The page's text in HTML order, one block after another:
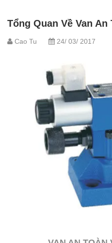
Tổng Quan Về Van An
Cao Tu 24/ 03/ 2017